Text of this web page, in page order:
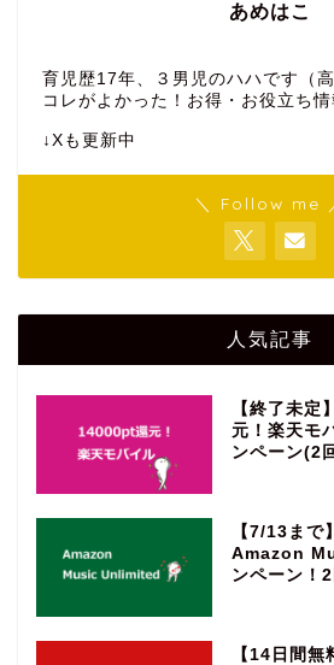
あめはこ
育児歴17年、３男児のハハです（
コレがよかった！お得・お役立ち
↓Xも更新中
＼ Follow me
人気記事
【終了未定
元！楽天モ
ンペーン(2
【7/13まで
Amazon
ンペーン！
【14日間無